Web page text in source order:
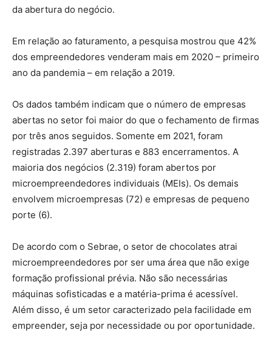
da abertura do negócio.
Em relação ao faturamento, a pesquisa mostrou que 42%
dos empreendedores venderam mais em 2020 – primeiro
ano da pandemia – em relação a 2019.
Os dados também indicam que o número de empresas
abertas no setor foi maior do que o fechamento de firmas
por três anos seguidos. Somente em 2021, foram
registradas 2.397 aberturas e 883 encerramentos. A
maioria dos negócios (2.319) foram abertos por
microempreendedores individuais (MEIs). Os demais
envolvem microempresas (72) e empresas de pequeno
porte (6).
De acordo com o Sebrae, o setor de chocolates atrai
microempreendedores por ser uma área que não exige
formação profissional prévia. Não são necessárias
máquinas sofisticadas e a matéria-prima é acessível.
Além disso, é um setor caracterizado pela facilidade em
empreender, seja por necessidade ou por oportunidade.